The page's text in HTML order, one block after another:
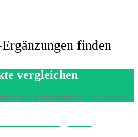
finden
vergleichen
Investitionschancen aller Anbieter